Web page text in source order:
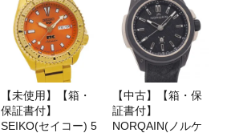
【未使用】【箱・
保証書付】
SEIKO(セイコー) 5
【中古】【箱・保
証書付】
NORQAIN(ノルケ